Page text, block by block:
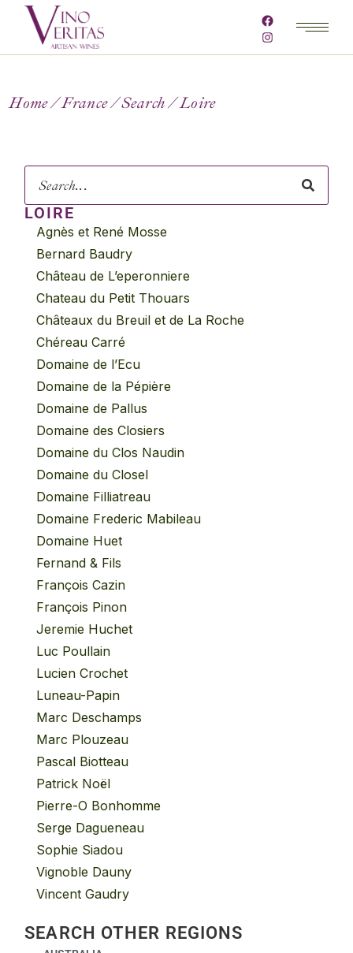
Home France Search Loire
LOIRE
Agnès et René Mosse
Bernard Baudry
Château de L’eperonniere
Chateau du Petit Thouars
Châteaux du Breuil et de La Roche
Chéreau Carré
Domaine de l’Ecu
Domaine de la Pépière
Domaine de Pallus
Domaine des Closiers
Domaine du Clos Naudin
Domaine du Closel
Domaine Filliatreau
Domaine Frederic Mabileau
Domaine Huet
Fernand & Fils
François Cazin
François Pinon
Jeremie Huchet
Luc Poullain
Lucien Crochet
Luneau-Papin
Marc Deschamps
Marc Plouzeau
Pascal Biotteau
Patrick Noël
Pierre-O Bonhomme
Serge Dagueneau
Sophie Siadou
Vignoble Dauny
Vincent Gaudry
SEARCH OTHER REGIONS